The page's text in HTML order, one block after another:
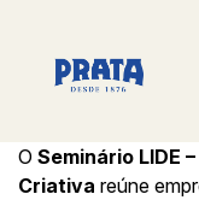
O Seminário LIDE
Criativa reúne